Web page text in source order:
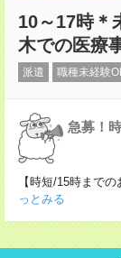
10～17時＊
木での医療
派遣 職種未経験
急募！
【時短/15時まで
っとみる